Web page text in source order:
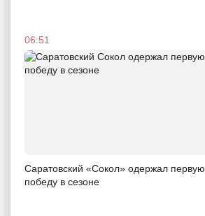
06:51
Саратовский «Сокол» одержал первую
победу в сезоне